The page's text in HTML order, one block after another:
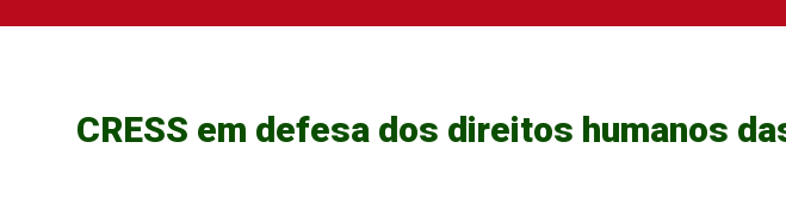
CRESS em defesa dos direitos humanos